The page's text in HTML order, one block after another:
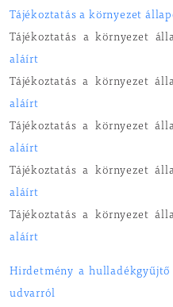
Tájékoztatás a környezet
Tájékoztatás a környezet
aláírt
Tájékoztatás a környezet
aláírt
Tájékoztatás a környezet
aláírt
Tájékoztatás a környezet
aláírt
Tájékoztatás a környezet
aláírt
Hirdetmény a
udvarról